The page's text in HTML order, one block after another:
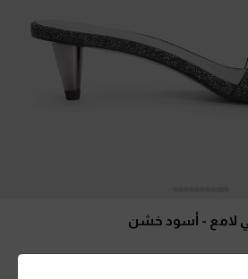
لامع - أسود خشن